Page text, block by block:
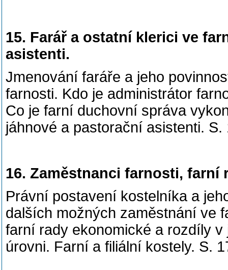
15. Farář a ostatní klerici ve
asistenti.
Jmenování faráře a jeho
farnosti. Kdo je administrátor
Co je farní duchovní správa
jáhnové a pastorační asistenti. S.
16. Zaměstnanci farnosti, farní
Právní postavení kostelníka a
dalších možných zaměstnání ve
farní rady ekonomické a rozdíly
úrovni. Farní a filiální kostely. S.